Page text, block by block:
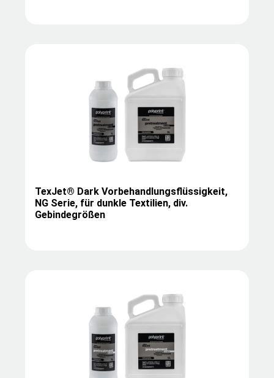
TexJet® Dark Vorbehandlungsflüssigkeit,
NG Serie, für dunkle Textilien, div.
Gebindegrößen